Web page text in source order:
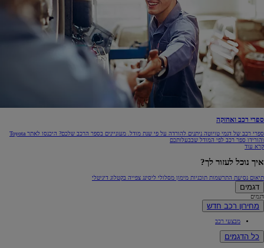
ספרי רכב ואחזקה
ספרי רכב של דגמי טויוטה ניתנים להורדה על פי שנת מודל. מעוניינים בספר הרכב שלכם? היכנסו לאתר Toyota
והורידו ספר רכב לפי המודל שבבעלותכם
קרא עוד
איך נוכל לעזור לך?
תיאום נסיעת התרשמות תוכניות מימון מסלולי ליסינג צפייה בקטלוג דיגיטלי
דגמים
דגמים
מחירון רכב חדש
מבצעי רכב
כל הדגמים